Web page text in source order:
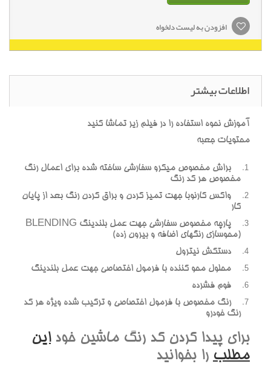
افزودن به لیست دلخواه
اطلاعات بیشتر
آموزش نحوه استفاده را در فیلم زیر تماشا کنید
محتویات جعبه
براش مخصوص میکرو سفارشی ساخته شده برای اعمال رنگ
مخصوص هر کد رنگ
واکس کارنوبا جهت تمیز کردن و براق کردن رنگ بعد از پایان
کار
پارچه مخصوص سفارشی جهت عمل بلندینگ BLENDING
(محوسازی رنگهای اضافه و بیرون زده)
دستکش نیترول
محلول محو کننده با فرمول اختصاصی جهت عمل بلندینگ
فوم فشرده
رنگ مخصوص با فرمول اختصاصی و ترکیب شده ویژه هر کد
رنگ خودرو
برای پیدا کردن کد رنگ ماشین خوداین
مطلب را بخوانید